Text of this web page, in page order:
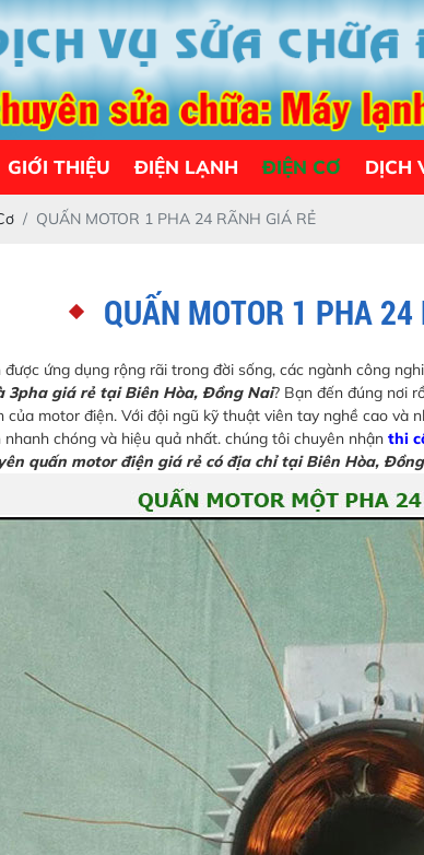
GIỚI THIỆU ĐIỆN LẠNH ĐIỆN CƠ DỊCH
QUẤN MOTOR 1 PHA 24 RÃNH GIÁ RẺ
QUẤN MOTOR 1 PHA 24
được ứng dụng rộng rãi trong đời sống, các ngành công
3pha giá rẻ tại Biên Hòa, Đồng Nai? Bạn đến đúng nơi
của motor điện. Với đội ngũ kỹ thuật viên tay nghề cao và
chóng và hiệu quả nhất. chúng tôi chuyên nhận thi
quấn motor điện giá rẻ có địa chỉ tại Biên Hòa,